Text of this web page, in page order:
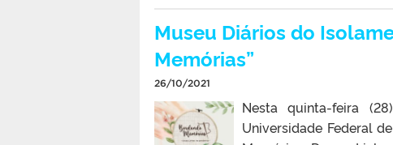
Museu Diários do
Memórias”
26/10/2021
Nesta quinta-feira
Universidade Federal